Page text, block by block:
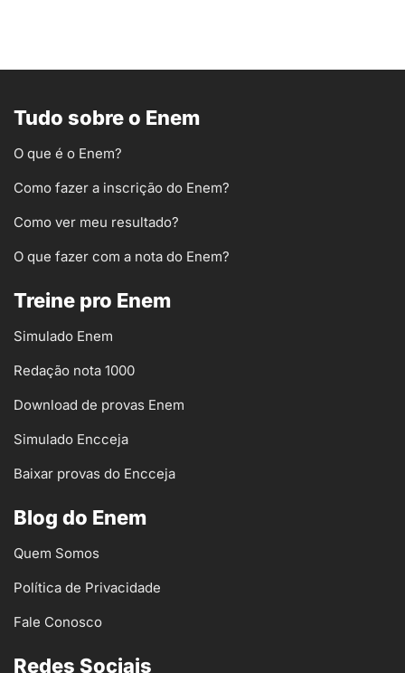
Tudo sobre o Enem
O que é o Enem?
Como fazer a inscrição do Enem?
Como ver meu resultado?
O que fazer com a nota do Enem?
Treine pro Enem
Simulado Enem
Redação nota 1000
Download de provas Enem
Simulado Encceja
Baixar provas do Encceja
Blog do Enem
Quem Somos
Política de Privacidade
Fale Conosco
Redes Sociais